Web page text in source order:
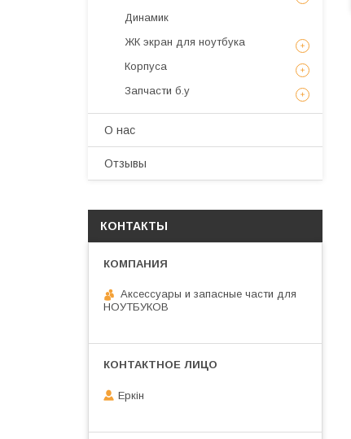
Динамик
ЖК экран для ноутбука
Корпуса
Запчасти б.у
О нас
Отзывы
КОНТАКТЫ
Аксессуары и запасные части для
НОУТБУКОВ
Еркін